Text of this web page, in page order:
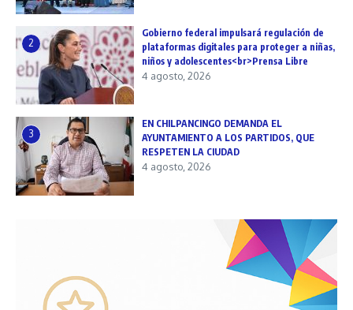
2
Gobierno federal impulsará regulación de
plataformas digitales para proteger a niñas,
niños y adolescentes<br>Prensa Libre
4 agosto, 2026
3
EN CHILPANCINGO DEMANDA EL
AYUNTAMIENTO A LOS PARTIDOS, QUE
RESPETEN LA CIUDAD
4 agosto, 2026